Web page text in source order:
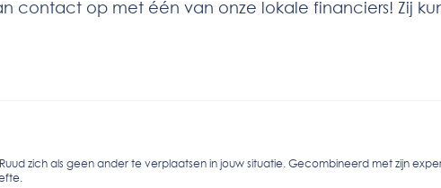
contact op met één van onze lokale financiers! Zij
zich als geen ander te verplaatsen in jouw situatie. Gecombineerd met zijn